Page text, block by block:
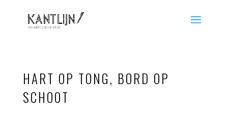
HART OP TONG, BORD OP
SCHOOT